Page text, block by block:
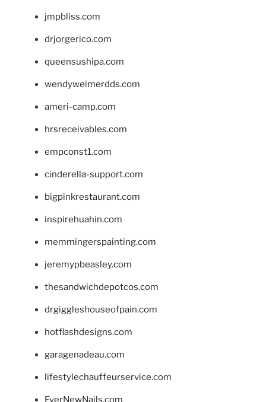
jmpbliss.com
drjorgerico.com
queensushipa.com
wendyweimerdds.com
ameri-camp.com
hrsreceivables.com
empconst1.com
cinderella-support.com
bigpinkrestaurant.com
inspirehuahin.com
memmingerspainting.com
jeremypbeasley.com
thesandwichdepotcos.com
drgiggleshouseofpain.com
hotflashdesigns.com
garagenadeau.com
lifestylechauffeurservice.com
EverNewNails.com